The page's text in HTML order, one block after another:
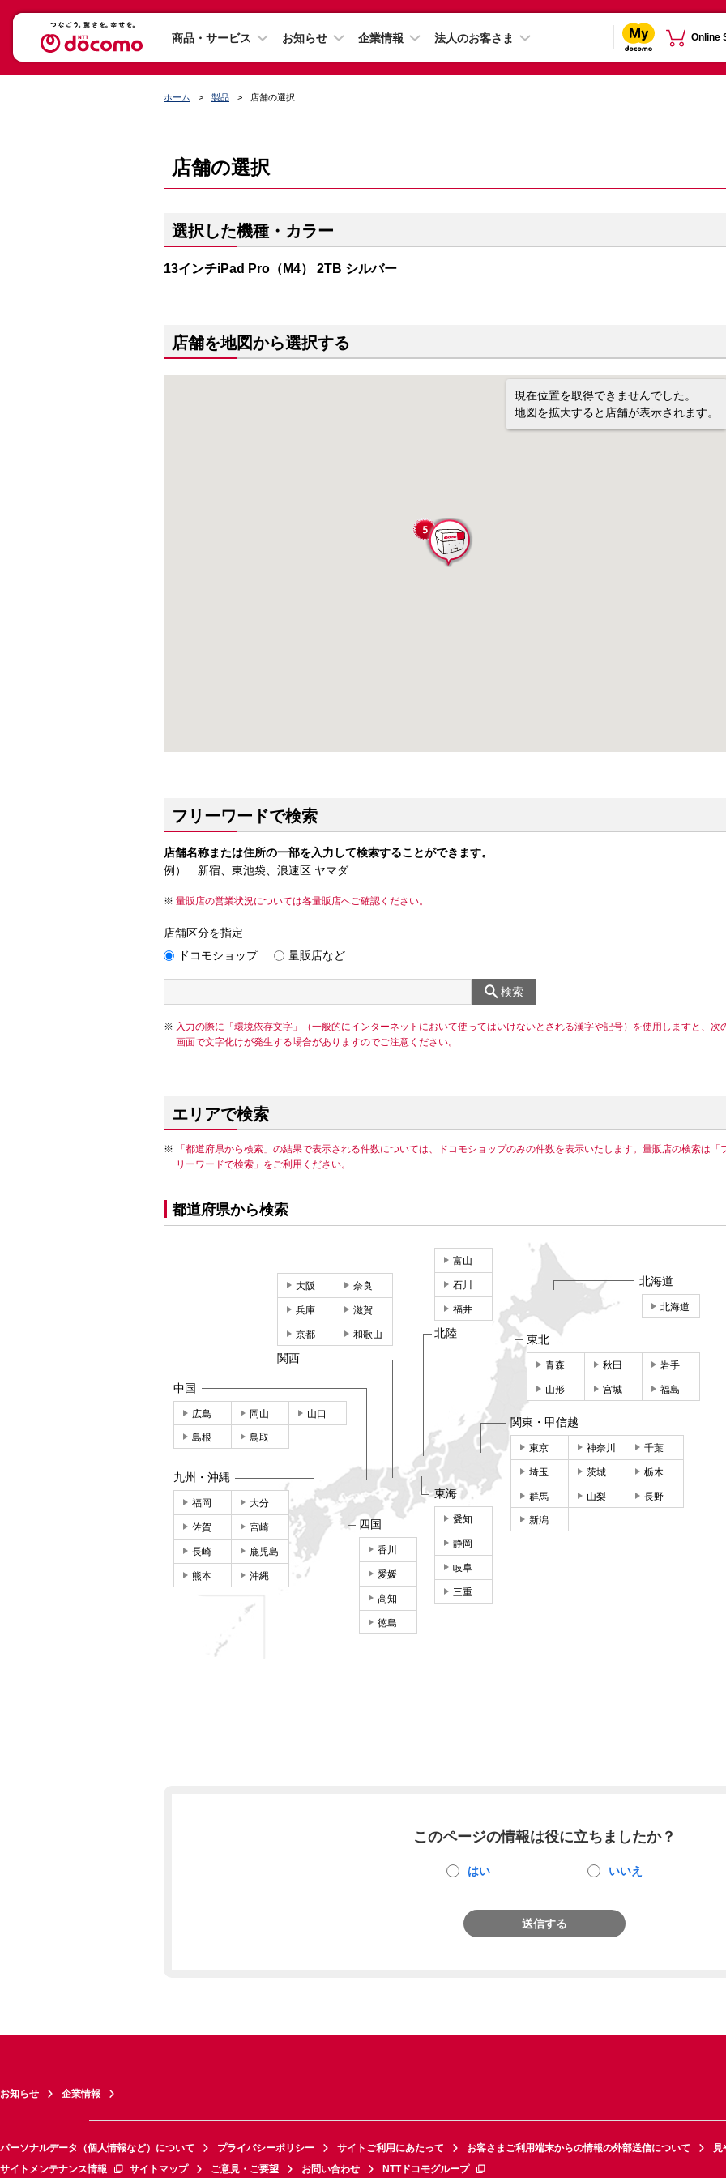
商品・サービス お知らせ 企業情報 法人のお客さま Online
ホーム 製品 店舗の選択
店舗の選択
選択した機種・カラー
13インチiPad Pro（M4） 2TB シルバー
店舗を地図から選択する
現在位置を取得できませんでした。
地図を拡大すると店舗が表示されます。
フリーワードで検索
店舗名称または住所の一部を入力して検索することができます。
例） 新宿、東池袋、浪速区 ヤマダ
量販店の営業状況については各量販店へご確認ください。
店舗区分を指定
ドコモショップ
量販店など
検索
入力の際に「環境依存文字」（一般的にインターネットにおいて使ってはいけないとされる漢字や記号）を使用しますと、次
画面で文字化けが発生する場合がありますのでご注意ください。
エリアで検索
「都道府県から検索」の結果で表示される件数については、ドコモショップのみの件数を表示いたします。量販店の検索は「
リーワードで検索」をご利用ください。
都道府県から検索
北海道
北海道
東北
青森 秋田 岩手
山形 宮城 福島
関東・甲信越
東京 神奈川 千葉
埼玉 茨城 栃木
群馬 山梨 長野
新潟
東海
愛知
静岡
岐阜
三重
富山
石川
福井
北陸
大阪 奈良
兵庫 滋賀
京都 和歌山
関西
中国
広島 岡山 山口
島根 鳥取
四国
香川
愛媛
高知
徳島
九州・沖縄
福岡 大分
佐賀 宮崎
長崎 鹿児島
熊本 沖縄
このページの情報は役に立ちましたか？
はい いいえ
送信する
お知らせ 企業情報
パーソナルデータ（個人情報など）について プライバシーポリシー サイトご利用にあたって お客さまご利用端末からの情報の外部送信について
見
サイトメンテナンス情報
サイトマップ ご意見・ご要望 お問い合わせ NTTドコモグループ